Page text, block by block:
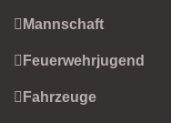
Mannschaft
Feuerwehrjugend
Fahrzeuge